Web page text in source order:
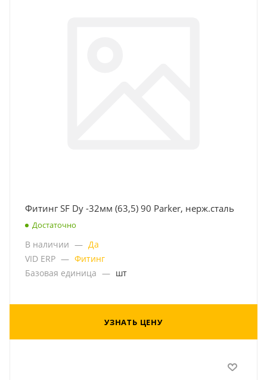
Фитинг SF Dу -32мм (63,5) 90 Parker, нерж.сталь
Достаточно
В наличии — Да
VID ERP — Фитинг
Базовая единица — шт
УЗНАТЬ ЦЕНУ